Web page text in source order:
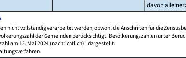
davon
nicht vollständig verarbeitet werden, obwohl die Anschriften für die
der Gemeinden berücksichtigt. Bevölkerungszahlen unter
am 15. Mai 2024 (nachrichtlich)" dargestellt.